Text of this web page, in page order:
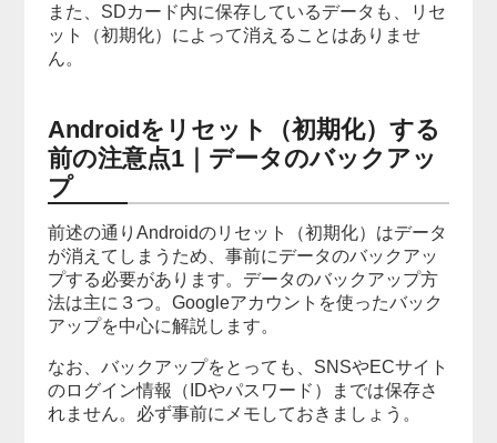
また、SDカード内に保存しているデータも、リセ
ット（初期化）によって消えることはありませ
ん。
Androidをリセット（初期化）する
前の注意点1｜データのバックアッ
プ
前述の通りAndroidのリセット（初期化）はデータ
が消えてしまうため、事前にデータのバックアッ
プする必要があります。データのバックアップ方
法は主に３つ。Googleアカウントを使ったバック
アップを中心に解説します。
なお、バックアップをとっても、SNSやECサイト
のログイン情報（IDやパスワード）までは保存さ
れません。必ず事前にメモしておきましょう。